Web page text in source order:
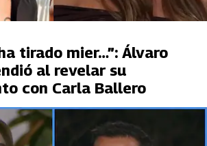
tirado mier…”: Álvaro
al revelar su
con Carla Ballero